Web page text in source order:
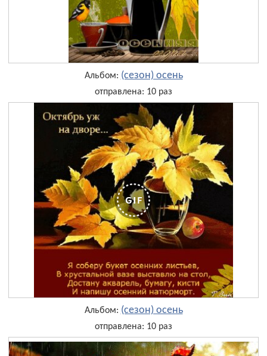
Альбом: (сезон) осень
отправлена: 10 раз
Альбом: (сезон) осень
отправлена: 10 раз